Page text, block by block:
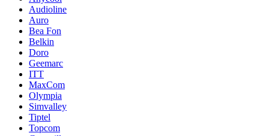
Audioline
Auro
Bea Fon
Belkin
Doro
Geemarc
ITT
MaxCom
Olympia
Simvalley
Tiptel
Topcom